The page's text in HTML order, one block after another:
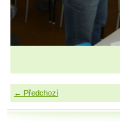
← Předchozí